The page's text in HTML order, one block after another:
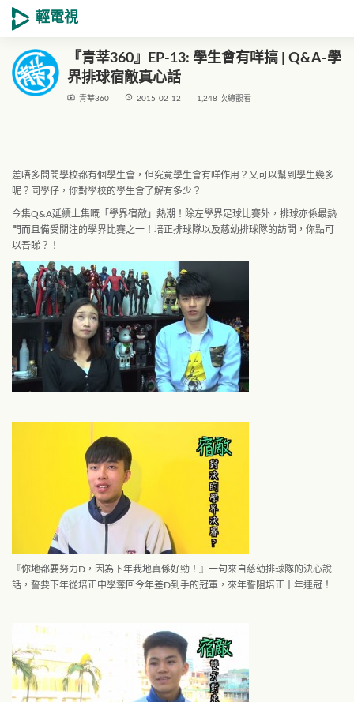
輕電視
『青莘360』EP-13: 學生會有咩搞 | Q&A-學
界排球宿敵真心話
live_tv 青莘360 access_time 2015-02-12 1,248 次總觀看
差唔多間間學校都有個學生會，但究竟學生會有咩作用？又可以幫到學生幾多
呢？同學仔，你對學校的學生會了解有多少？
今集Q&A延續上集嘅「學界宿敵」熱潮！除左學界足球比賽外，排球亦係最熱
門而且備受關注的學界比賽之一！培正排球隊以及慈幼排球隊的訪問，你點可
以吾睇？！
『你地都要努力D，因為下年我地真係好勁！』一句來自慈幼排球隊的決心說
話，誓要下年從培正中學奪回今年差D到手的冠軍，來年誓阻培正十年連冠！